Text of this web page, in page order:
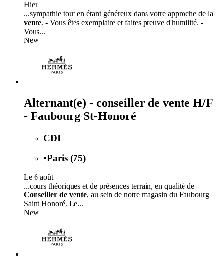
Hier
...sympathie tout en étant généreux dans votre approche de la
vente. - Vous êtes exemplaire et faites preuve d'humilité. -
Vous...
New
Alternant(e) - conseiller de vente H/F
- Faubourg St-Honoré
CDI
•Paris (75)
Le 6 août
...cours théoriques et de présences terrain, en qualité de
Conseiller de vente, au sein de notre magasin du Faubourg
Saint Honoré. Le...
New